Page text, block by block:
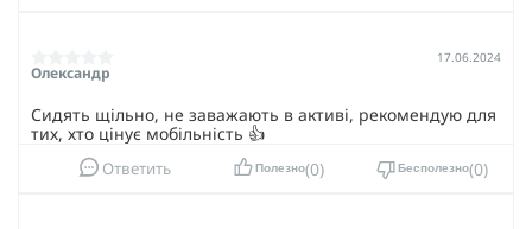
Олександр
17.06.2024
Сидять щільно, не заважають в активі, рекомендую для
тих, хто цінує мобільність 👍
Ответить Полезно 0 Бесполезно 0